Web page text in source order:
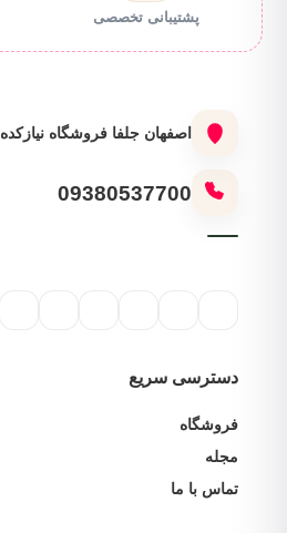
پشتیبانی تخصصی
اصفهان جلفا فروشگاه نیازکده
09380537700
دسترسی سریع
فروشگاه
مجله
تماس با ما